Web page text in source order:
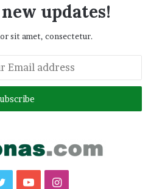
updates!
sit amet, consectetur.
TwitterYouTubeInstagram